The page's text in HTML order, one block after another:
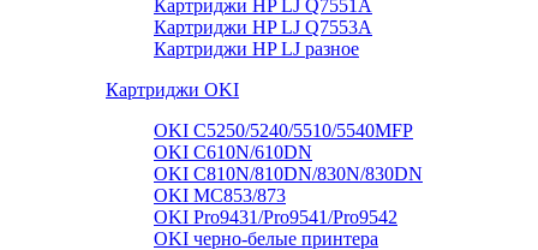
Картриджи HP LJ Q7551A
Картриджи HP LJ Q7553A
Картриджи HP LJ разное
Картриджи OKI
OKI C5250/5240/5510/5540MFP
OKI C610N/610DN
OKI C810N/810DN/830N/830DN
OKI MC853/873
OKI Pro9431/Pro9541/Pro9542
OKI черно-белые принтера